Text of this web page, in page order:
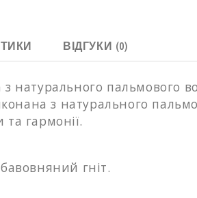
ВІДГУКИ (0)
натурального пальмового
з натурального
гармонії.
гніт.